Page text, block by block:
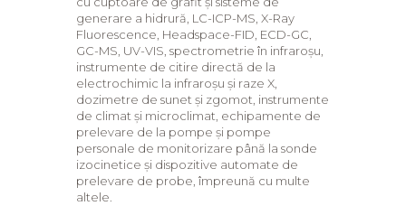
generare a hidrură, LC-ICP-MS, X-Ray
Fluorescence, Headspace-FID, ECD-GC,
GC-MS, UV-VIS, spectrometrie în infraroșu,
instrumente de citire directă de la
electrochimic la infraroșu și raze X,
dozimetre de sunet și zgomot, instrumente
de climat și microclimat, echipamente de
prelevare de la pompe și pompe
personale de monitorizare până la sonde
izocinetice și dispozitive automate de
prelevare de probe, împreună cu multe
altele.